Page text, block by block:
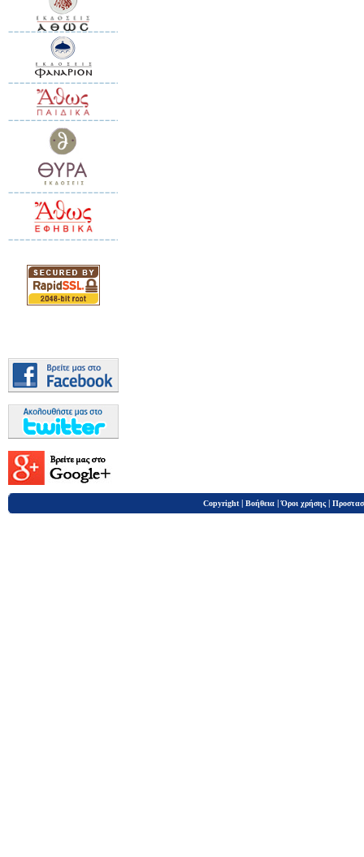
Copyright | Βοήθεια |Όροι χρήσης |